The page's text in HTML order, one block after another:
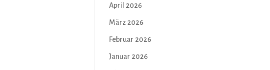
April 2026
März 2026
Februar 2026
Januar 2026